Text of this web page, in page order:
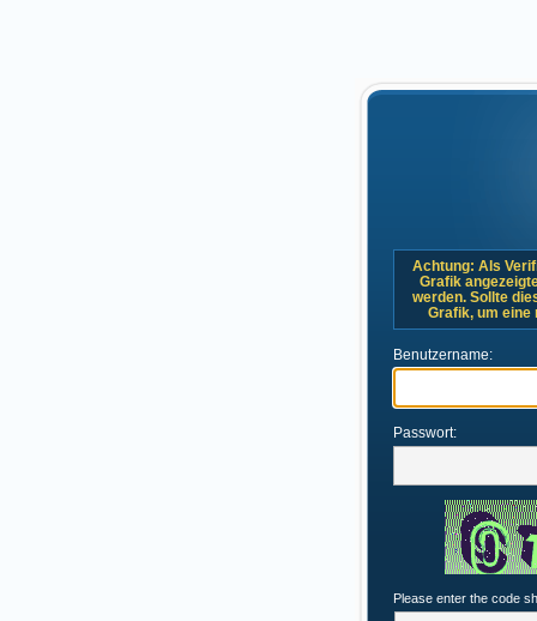
Achtung: Als
Grafik
werden. Sollte
Grafik, um eine
Benutzername:
Passwort:
Please enter the code